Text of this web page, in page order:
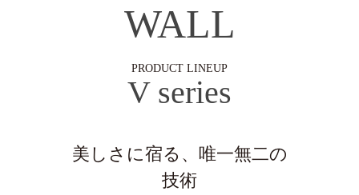
WALL
PRODUCT LINEUP
V series
美しさに宿る、唯一無二の
技術